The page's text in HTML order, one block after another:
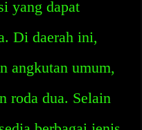
yang dapat
Di daerah ini,
angkutan umum,
roda dua. Selain